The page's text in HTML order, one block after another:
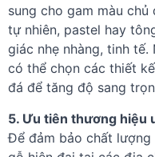
sung cho gam màu
tự nhiên, pastel hay
giác nhẹ nhàng, tinh tế.
có thể chọn các thiết
đá để tăng độ sang
5. Ưu tiên thương hiệu
Để đảm bảo chất lượng